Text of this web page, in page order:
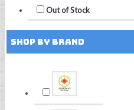
Out of Stock
Shop by Brand